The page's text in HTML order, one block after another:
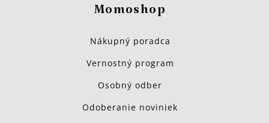
Momoshop
Nákupný poradca
Vernostný program
Osobný odber
Odoberanie noviniek